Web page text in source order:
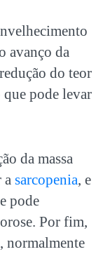
avanço da
do teor
pode levar
da massa
a sarcopenia, e
pode
Por fim,
normalmente